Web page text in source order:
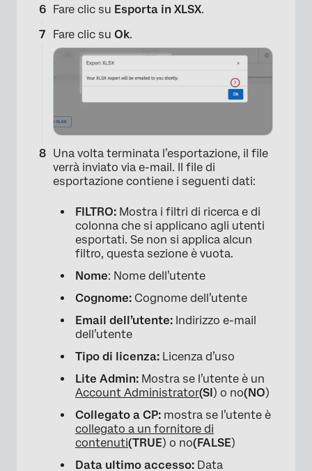
×
Fare clic su Esporta in XLSX.
Fare clic su Ok.
Una volta terminata l’esportazione, il file
verrà inviato via e-mail. Il file di
esportazione contiene i seguenti dati:
FILTRO: Mostra i filtri di ricerca e di
colonna che si applicano agli utenti
esportati. Se non si applica alcun
filtro, questa sezione è vuota.
Nome: Nome dell’utente
Cognome: Cognome dell’utente
Email dell’utente: Indirizzo e-mail
dell’utente
Tipo di licenza: Licenza d’uso
Lite Admin: Mostra se l’utente è un
Account Administrator(SI) o no(NO)
Collegato a CP: mostra se l’utente è
collegato a un fornitore di
contenuti(TRUE) o no(FALSE)
Data ultimo accesso: Data